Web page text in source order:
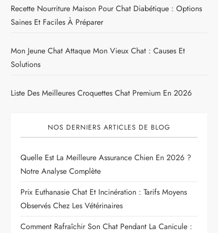
Recette Nourriture Maison Pour Chat Diabétique : Options
Saines Et Faciles À Préparer
Mon Jeune Chat Attaque Mon Vieux Chat : Causes Et
Solutions
Liste Des Meilleures Croquettes Chat Premium En 2026
NOS DERNIERS ARTICLES DE BLOG
Quelle Est La Meilleure Assurance Chien En 2026 ?
Notre Analyse Complète
Prix Euthanasie Chat Et Incinération : Tarifs Moyens
Observés Chez Les Vétérinaires
Comment Rafraîchir Son Chat Pendant La Canicule :